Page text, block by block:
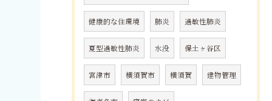
健康的な住環境 肺炎 過敏性肺炎
夏型過敏性肺炎 水没 保土ヶ谷区
宮津市 横須賀市 横須賀 建物管理